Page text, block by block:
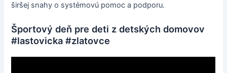
širšej snahy o systémovú pomoc a podporu.
Športový deň pre deti z detských domovov
#lastovicka #zlatovce